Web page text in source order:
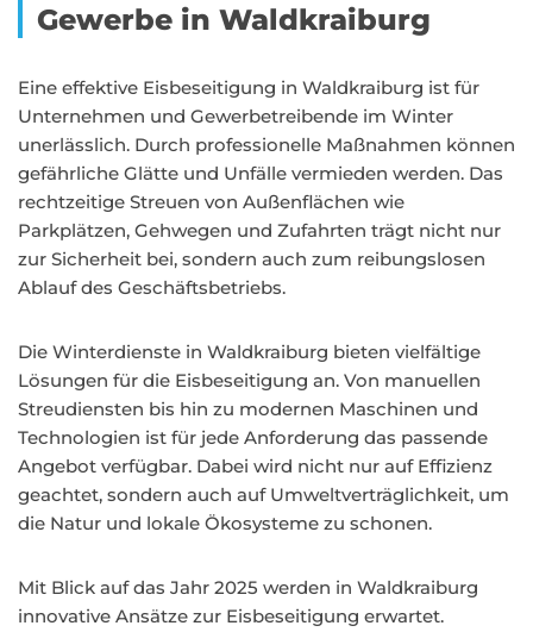
Gewerbe in Waldkraiburg
Eine effektive Eisbeseitigung in Waldkraiburg ist für
Unternehmen und Gewerbetreibende im Winter
unerlässlich. Durch professionelle Maßnahmen können
gefährliche Glätte und Unfälle vermieden werden. Das
rechtzeitige Streuen von Außenflächen wie
Parkplätzen, Gehwegen und Zufahrten trägt nicht nur
zur Sicherheit bei, sondern auch zum reibungslosen
Ablauf des Geschäftsbetriebs.
Die Winterdienste in Waldkraiburg bieten vielfältige
Lösungen für die Eisbeseitigung an. Von manuellen
Streudiensten bis hin zu modernen Maschinen und
Technologien ist für jede Anforderung das passende
Angebot verfügbar. Dabei wird nicht nur auf Effizienz
geachtet, sondern auch auf Umweltverträglichkeit, um
die Natur und lokale Ökosysteme zu schonen.
Mit Blick auf das Jahr 2025 werden in Waldkraiburg
innovative Ansätze zur Eisbeseitigung erwartet.